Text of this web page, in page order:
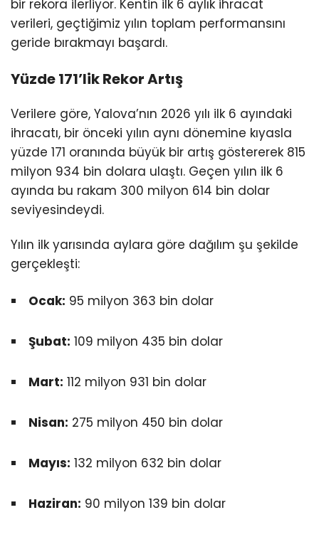
bir rekora ilerliyor. Kentin ilk 6 aylık ihracat
verileri, geçtiğimiz yılın toplam performansını
geride bırakmayı başardı.
Yüzde 171’lik Rekor Artış
Verilere göre, Yalova’nın 2026 yılı ilk 6 ayındaki
ihracatı, bir önceki yılın aynı dönemine kıyasla
yüzde 171 oranında büyük bir artış göstererek 815
milyon 934 bin dolara ulaştı. Geçen yılın ilk 6
ayında bu rakam 300 milyon 614 bin dolar
seviyesindeydi.
Yılın ilk yarısında aylara göre dağılım şu şekilde
gerçekleşti:
Ocak: 95 milyon 363 bin dolar
Şubat: 109 milyon 435 bin dolar
Mart: 112 milyon 931 bin dolar
Nisan: 275 milyon 450 bin dolar
Mayıs: 132 milyon 632 bin dolar
Haziran: 90 milyon 139 bin dolar